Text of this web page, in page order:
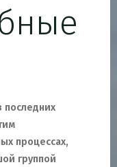
последних
процессах,
группой